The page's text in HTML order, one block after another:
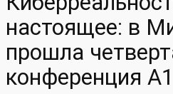
настоящее: в
прошла
конференция